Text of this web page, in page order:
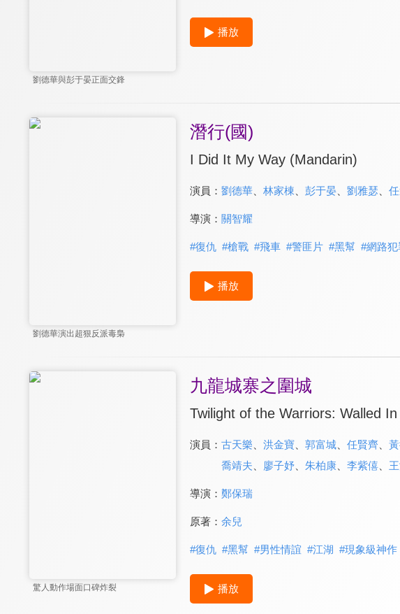
劉德華與彭于晏正面交鋒
播放
劉德華演出超狠反派毒梟
潛行(國)
I Did It My Way (Mandarin)
演員： 劉德華、 林家棟 彭于晏、 劉雅瑟
導演： 關智耀
#復仇 #槍戰 #飛車 #警匪片 #黑幫 #網路犯
播放
驚人動作場面口碑炸裂
九龍城寨之圍城
Twilight of the Warriors: Walled In
演員： 古天樂 洪金寶、 郭富城、 任賢齊
喬靖夫
廖子妤、 朱柏康、 李紫僖、
導演： 鄭保瑞
原著： 余兒
#復仇 #黑幫 #男性情誼 #江湖 #現象級神作
播放